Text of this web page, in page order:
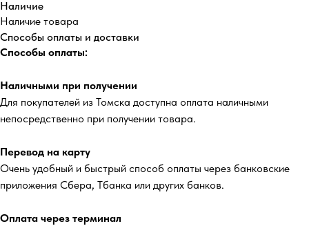
Наличие
Наличие товара
Способы оплаты и доставки
Способы оплаты:
Наличными при получении
Для покупателей из Томска доступна оплата наличными
непосредственно при получении товара.
Перевод на карту
Очень удобный и быстрый способ оплаты через банковские
приложения Сбера, Тбанка или других банков.
Оплата через терминал